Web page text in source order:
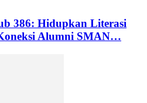
386: Hidupkan Literasi
Alumni SMAN…